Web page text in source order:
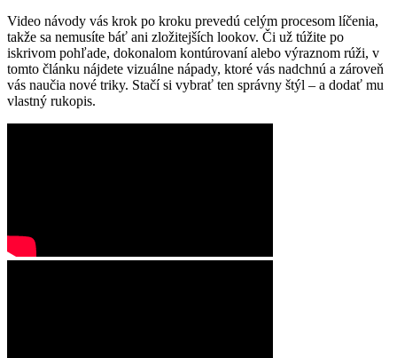
Video návody vás krok po kroku prevedú celým procesom líčenia,
takže sa nemusíte báť ani zložitejších lookov. Či už túžite po
iskrivom pohľade, dokonalom kontúrovaní alebo výraznom rúži, v
tomto článku nájdete vizuálne nápady, ktoré vás nadchnú a zároveň
vás naučia nové triky. Stačí si vybrať ten správny štýl – a dodať mu
vlastný rukopis.